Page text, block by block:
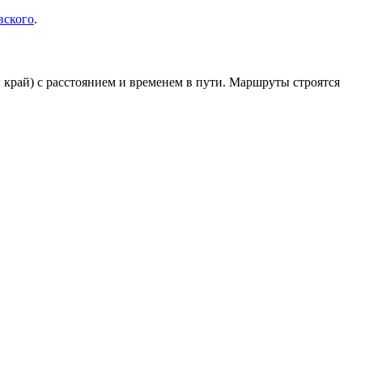
.
с расстоянием и временем в пути. Маршруты строятся